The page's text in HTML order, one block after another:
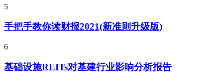
5
手把手教你读财报2021(新准则升级版)
6
基础设施REITs对基建行业影响分析报告